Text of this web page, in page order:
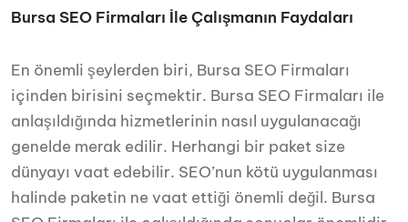
Bursa SEO Firmaları İle Çalışmanın Faydaları
En önemli şeylerden biri, Bursa SEO Firmaları
içinden birisini seçmektir. Bursa SEO Firmaları ile
anlaşıldığında hizmetlerinin nasıl uygulanacağı
genelde merak edilir. Herhangi bir paket size
dünyayı vaat edebilir. SEO’nun kötü uygulanması
halinde paketin ne vaat ettiği önemli değil. Bursa